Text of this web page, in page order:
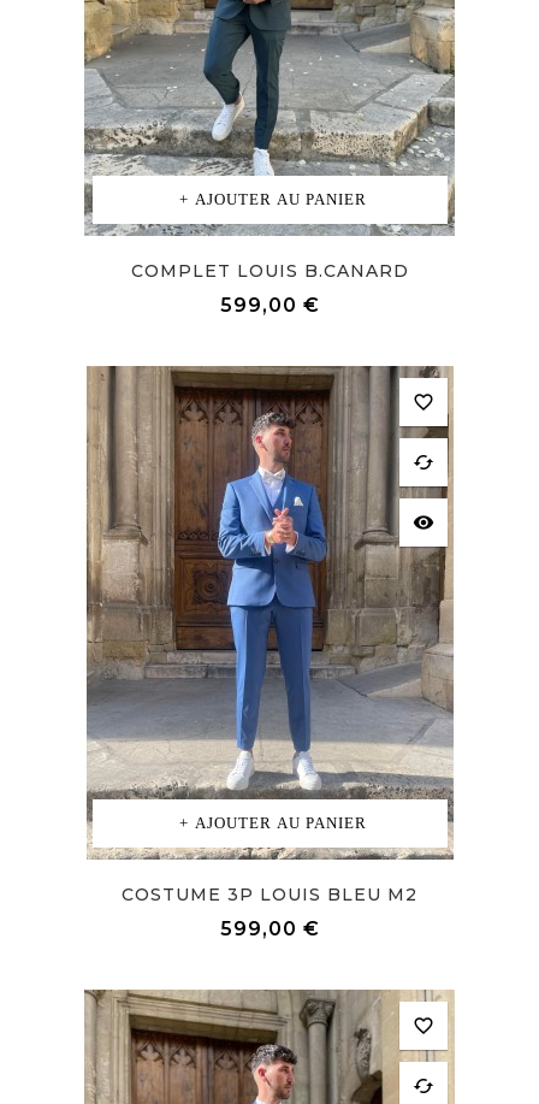
AJOUTER AU PANIER
COMPLET LOUIS B.CANARD
599,00 €Prix
AJOUTER AU PANIER
favorite_border
cached
visibility
COSTUME 3P LOUIS BLEU M2
599,00 €Prix
favorite_border
cached